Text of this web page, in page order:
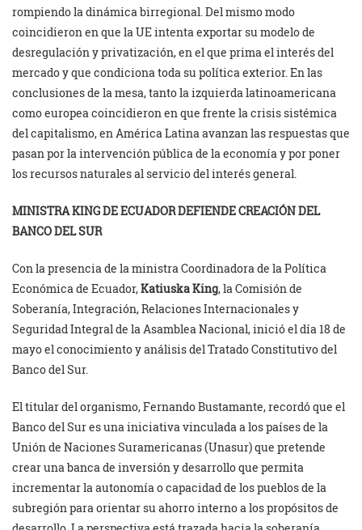
rompiendo la dinámica birregional. Del mismo modo
coincidieron en que la UE intenta exportar su modelo de
desregulación y privatización, en el que prima el interés del
mercado y que condiciona toda su política exterior. En las
conclusiones de la mesa, tanto la izquierda latinoamericana
como europea coincidieron en que frente la crisis sistémica
del capitalismo, en América Latina avanzan las respuestas que
pasan por la intervención pública de la economía y por poner
los recursos naturales al servicio del interés general.
MINISTRA KING DE ECUADOR DEFIENDE CREACIÓN DEL
BANCO DEL SUR
Con la presencia de la ministra Coordinadora de la Política
Económica de Ecuador,Katiuska King, la Comisión de
Soberanía, Integración, Relaciones Internacionales y
Seguridad Integral de la Asamblea Nacional, inició el día 18 de
mayo el conocimiento y análisis del Tratado Constitutivo del
Banco del Sur.
El titular del organismo, Fernando Bustamante, recordó que el
Banco del Sur es una iniciativa vinculada a los países de la
Unión de Naciones Suramericanas (Unasur) que pretende
crear una banca de inversión y desarrollo que permita
incrementar la autonomía o capacidad de los pueblos de la
subregión para orientar su ahorro interno a los propósitos de